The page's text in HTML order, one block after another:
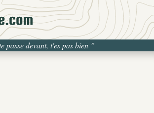
passe devant, t'es pas bien ”